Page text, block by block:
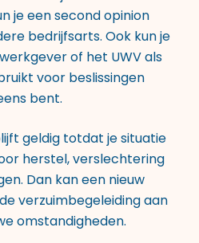
je een second opinion
bedrijfsarts. Ook kun je
of het UWV als
voor beslissingen
bent.
geldig totdat je situatie
herstel, verslechtering
Dan kan een nieuw
verzuimbegeleiding aan
omstandigheden.